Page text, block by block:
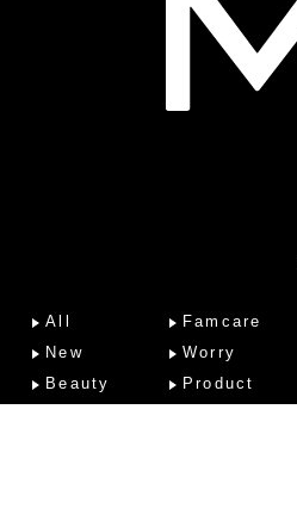
All
New
Beauty
Famcare
Worry
Product